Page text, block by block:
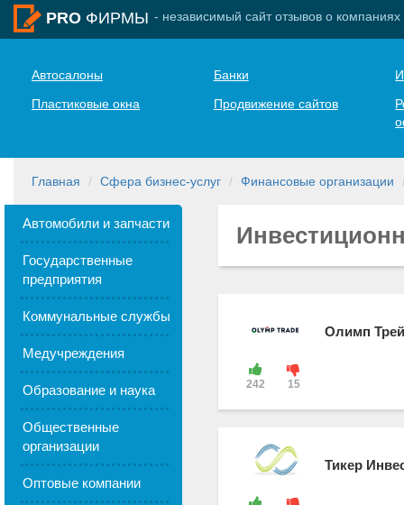
PRO ФИРМЫ - независимый сайт отзывов о компаниях
Автосалоны Банки
Пластиковые окна
Продвижение сайтов
Главная Сфера бизнес-услуг Финансовые организации
Автомобили и запчасти
Государственные
предприятия
Коммунальные службы
Медучреждения
Образование и наука
Общественные
организации
Оптовые компании
242 15
Олимп
Тикер